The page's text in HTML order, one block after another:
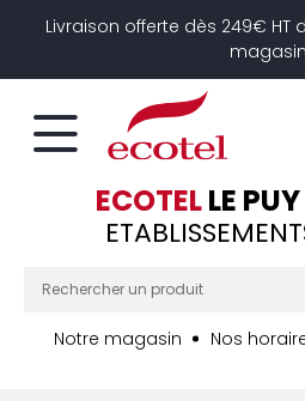
Livraison offerte dès 249€ HT
magasin
ECOTELLE
Notre magasin Nos
Panneau de gestion des cookies